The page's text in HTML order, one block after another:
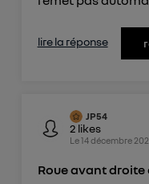
lire la réponse
JP54
2 likes
Le14 décembre
Roue avant droite